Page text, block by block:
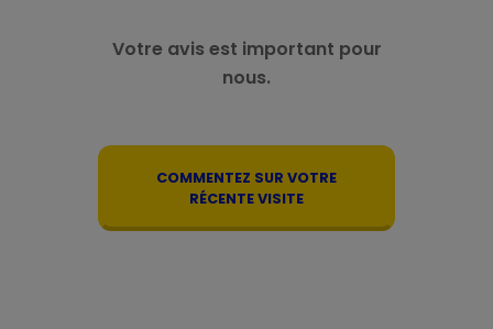
Votre avis est important pour
nous.
COMMENTEZ SUR VOTRE
RÉCENTE VISITE